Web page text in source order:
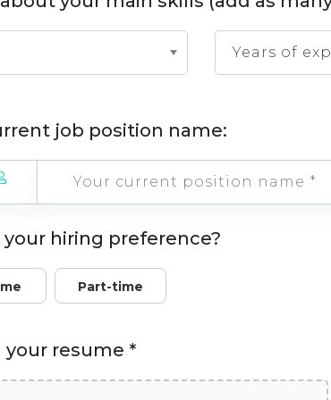
Years of
job position name:
hiring preference?
Part-time
your resume *